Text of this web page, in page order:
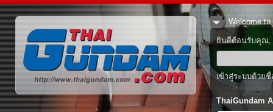
Welcome to
ยินดีต้อนรับคุณ,
เข้าสู่ระบบด้วย
ThaiGundam